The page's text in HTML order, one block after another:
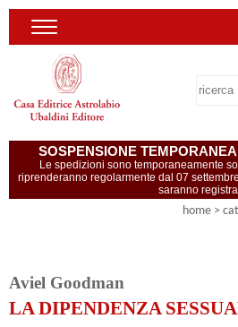
SOSPENSIONE
Le spedizioni sono temporaneamente
riprenderanno regolarmente dal 07
saranno
home >
Aviel Goodman
LA DIPENDENZA